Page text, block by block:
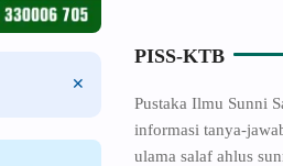
PISS-KTB
Pustaka Ilmu Sunni
informasi tanya-
ulama salaf ahlus